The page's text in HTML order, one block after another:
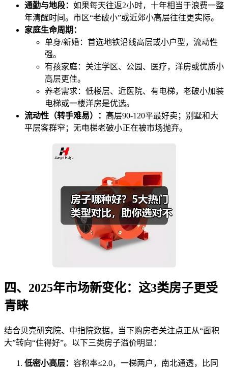
通勤与地段： 如果每天往返2小时，十年相当于浪费一整
年清醒时间。市区“老破小”或近郊小高层往往更实际。
家庭生命周期：
单身/新婚：首选地铁沿线高层或小户型，流动性
强。
有孩家庭：关注学区、公园、医疗，洋房或优质小
高层更佳。
养老需求：低楼层、近医院、有电梯，老破小加装
电梯或一楼洋房是优选。
流动性（转手难易）： 高层90-120平最好卖；别墅和大
平层客群窄；无电梯老破小正在被市场抛弃。
四、2025年市场新变化：这3类房子更受
青睐
结合贝壳研究院、中指院数据，当下购房者关注点正从“面积
大”转向“住得好”。以下三类房子溢价明显：
低密小高层： 容积率≤2.0，一梯两户，南北通透，比同